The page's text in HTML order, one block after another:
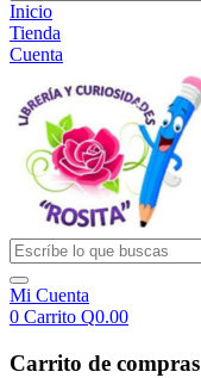
Inicio
Tienda
Cuenta
Mi Cuenta
0 Carrito Q0.00
Carrito de compras